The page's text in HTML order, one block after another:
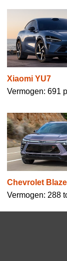
Xiaomi YU7
Vermogen: 691
Chevrolet
Vermogen: 288